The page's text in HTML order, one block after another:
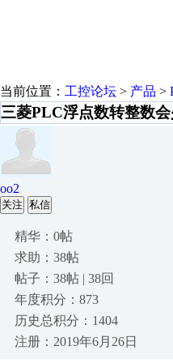
当前位置： 工控论坛 > 产品 >
三菱PLC浮点数转整数
oo2
关注 私信
精华：0帖
求助：38帖
帖子：38帖 | 38回
年度积分：873
历史总积分：1404
注册：2019年6月26日